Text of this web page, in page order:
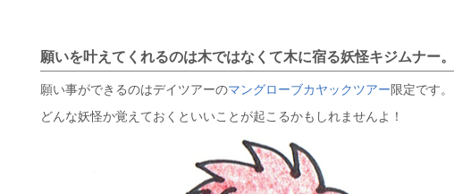
願いを叶えてくれるのは木ではなくて木に宿る妖怪キジムナー。
願い事ができるのはデイツアーのマングローブカヤックツアー限定です。
どんな妖怪か覚えておくといいことが起こるかもしれませんよ！